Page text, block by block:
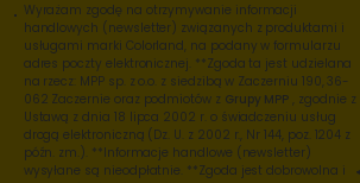
Wyrażam zgodę na otrzymywanie informacji
handlowych (newsletter) związanych z produktami i
usługami marki Colorland, na podany w formularzu
adres poczty elektronicznej. **Zgoda ta jest udzielana
na rzecz: MPP sp. z o.o. z siedzibą w Zaczerniu 190, 36-
062 Zaczernie oraz podmiotów z Grupy MPP , zgodnie z
Ustawą z dnia 18 lipca 2002 r. o świadczeniu usług
drogą elektroniczną (Dz. U. z 2002 r., Nr 144, poz. 1204 z
późn. zm.). **Informacje handlowe (newsletter)
wysyłane są nieodpłatnie. **Zgoda jest dobrowolna i